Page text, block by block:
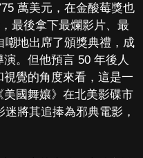
萬美元，在金酸莓獎也
最後拿下最爛影片、最
嘲地出席了頒獎典禮，成
。但他預言 50 年後人
覺的角度來看，這是一
國舞孃》在北美影碟市
將其追捧為邪典電影，